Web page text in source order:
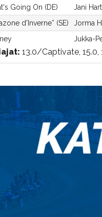
Going On (DE) Jani
d'Inverne* (SE) Jorma
Jukka-
13.0/Captivate, 15.0,